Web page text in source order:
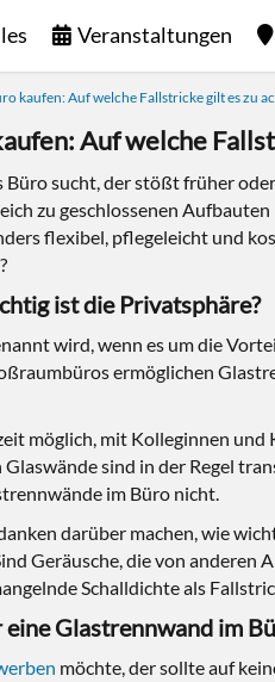
Veranstaltungen
kaufen: Auf welche Fallstricke gilt es zu
Auf welche
sucht, der stößt früher
zu geschlossenen
flexibel, pflegeleicht und
ist die Privatsphäre?
wird, wenn es um die
ermöglichen
möglich, mit Kolleginnen
sind in der Regel
im Büro nicht.
darüber machen, wie
Geräusche, die von anderen
Schalldichte als
Glastrennwand im
möchte, der sollte auf